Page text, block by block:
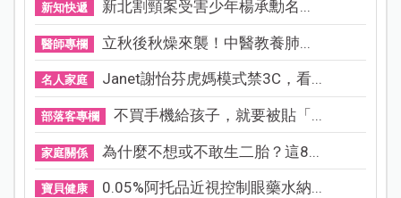
新知快遞 新北割頸案受害少年楊承勳名...
醫師專欄 立秋後秋燥來襲！中醫教養肺...
名人家庭 Janet謝怡芬虎媽模式禁3C，看...
部落客專欄 不買手機給孩子，就要被貼「...
家庭關係 為什麼不想或不敢生二胎？這8...
寶貝健康 0.05%阿托品近視控制眼藥水納...